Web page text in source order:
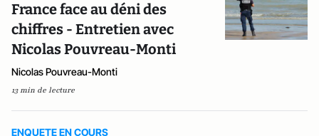
France face au déni des
chiffres - Entretien avec
Nicolas Pouvreau-Monti
Nicolas Pouvreau-Monti
13 min de lecture
ENQUETE EN COURS